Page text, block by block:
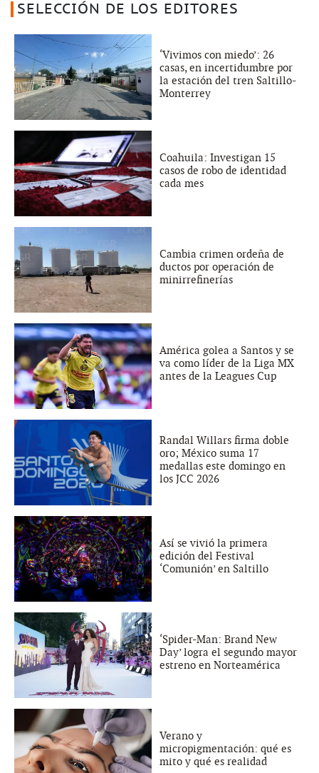
SELECCIÓN DE LOS EDITORES
‘Vivimos con miedo’: 26
casas, en incertidumbre por
la estación del tren Saltillo-
Monterrey
Coahuila: Investigan 15
casos de robo de identidad
cada mes
Cambia crimen ordeña de
ductos por operación de
minirrefinerías
América golea a Santos y se
va como líder de la Liga MX
antes de la Leagues Cup
Randal Willars firma doble
oro; México suma 17
medallas este domingo en
los JCC 2026
Así se vivió la primera
edición del Festival
‘Comunión’ en Saltillo
‘Spider-Man: Brand New
Day’ logra el segundo mayor
estreno en Norteamérica
Verano y
micropigmentación: qué es
mito y qué es realidad